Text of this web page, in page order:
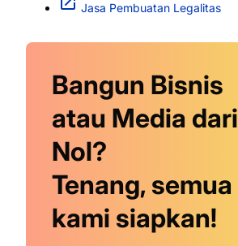
Jasa Pembuatan Legalitas
Bangun Bisnis
atau Media dari
Nol?
Tenang, semua
kami siapkan!